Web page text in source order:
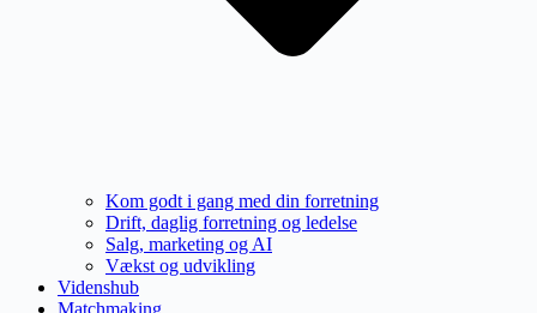
Kom godt i gang med din forretning
Drift, daglig forretning og ledelse
Salg, marketing og AI
Vækst og udvikling
Videnshub
Matchmaking